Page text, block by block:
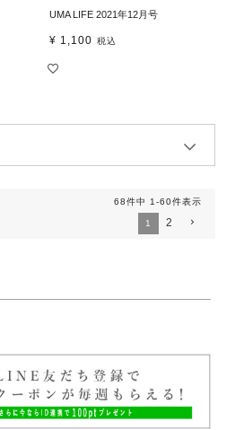
UMA LIFE 2021年12月号
¥ 1,100 税込
68件中 1-60件表示
1 2